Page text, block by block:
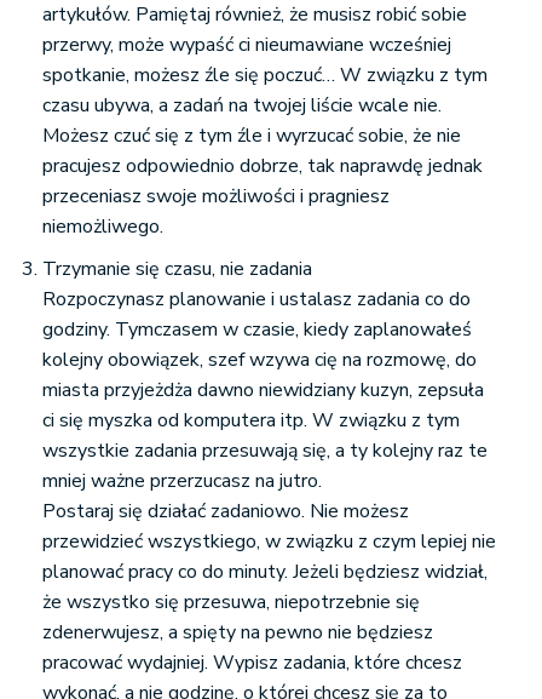
artykułów. Pamiętaj również, że musisz robić sobie
przerwy, może wypaść ci nieumawiane wcześniej
spotkanie, możesz źle się poczuć… W związku z tym
czasu ubywa, a zadań na twojej liście wcale nie.
Możesz czuć się z tym źle i wyrzucać sobie, że nie
pracujesz odpowiednio dobrze, tak naprawdę jednak
przeceniasz swoje możliwości i pragniesz
niemożliwego.
Trzymanie się czasu, nie zadania
Rozpoczynasz planowanie i ustalasz zadania co do
godziny. Tymczasem w czasie, kiedy zaplanowałeś
kolejny obowiązek, szef wzywa cię na rozmowę, do
miasta przyjeżdża dawno niewidziany kuzyn, zepsuła
ci się myszka od komputera itp. W związku z tym
wszystkie zadania przesuwają się, a ty kolejny raz te
mniej ważne przerzucasz na jutro.
Postaraj się działać zadaniowo. Nie możesz
przewidzieć wszystkiego, w związku z czym lepiej nie
planować pracy co do minuty. Jeżeli będziesz widział,
że wszystko się przesuwa, niepotrzebnie się
zdenerwujesz, a spięty na pewno nie będziesz
pracować wydajniej. Wypisz zadania, które chcesz
wykonać, a nie godzinę, o której chcesz się za to